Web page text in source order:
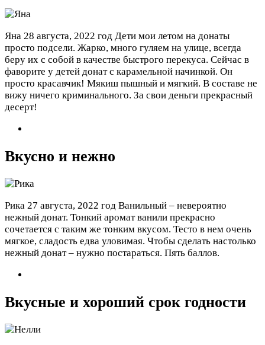
Яна 28 августа, 2022 год Дети мои летом на донаты
просто подсели. Жарко, много гуляем на улице, всегда
беру их с собой в качестве быстрого перекуса. Сейчас в
фаворите у детей донат с карамельной начинкой. Он
просто красавчик! Мякиш пышный и мягкий. В составе не
вижу ничего криминального. За свои деньги прекрасный
десерт!
Вкусно и нежно
Рика 27 августа, 2022 год Ванильный – невероятно
нежный донат. Тонкий аромат ванили прекрасно
сочетается с таким же тонким вкусом. Тесто в нем очень
мягкое, сладость едва уловимая. Чтобы сделать настолько
нежный донат – нужно постараться. Пять баллов.
Вкусные и хороший срок годности